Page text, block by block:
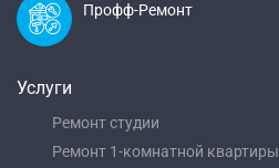
Профф-Ремонт
Услуги
Ремонт студии
Ремонт 1-комнатной квартиры